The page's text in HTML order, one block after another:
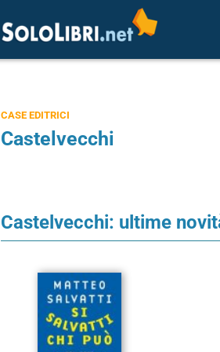
CASE EDITRICI
Castelvecchi
Castelvecchi: ultime